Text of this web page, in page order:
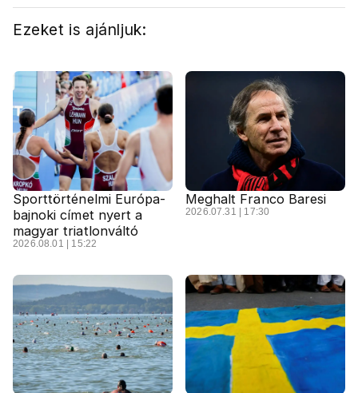
Ezeket is ajánljuk:
Sporttörténelmi Európa-
bajnoki címet nyert a
magyar triatlonváltó
2026.08.01 | 15:22
Meghalt Franco Baresi
2026.07.31 | 17:30